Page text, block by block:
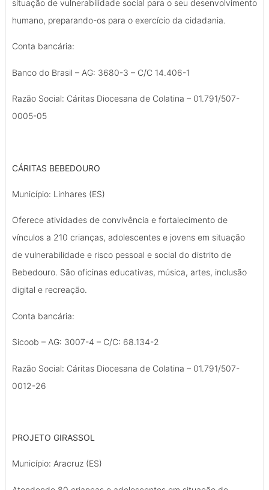
situação de vulnerabilidade social para o seu desenvolvimento
humano, preparando-os para o exercício da cidadania.
Conta bancária:
Banco do Brasil – AG: 3680-3 – C/C 14.406-1
Razão Social: Cáritas Diocesana de Colatina – 01.791/507-
0005-05
CÁRITAS BEBEDOURO
Município: Linhares (ES)
Oferece atividades de convivência e fortalecimento de
vínculos a 210 crianças, adolescentes e jovens em situação
de vulnerabilidade e risco pessoal e social do distrito de
Bebedouro. São oficinas educativas, música, artes, inclusão
digital e recreação.
Conta bancária:
Sicoob – AG: 3007-4 – C/C: 68.134-2
Razão Social: Cáritas Diocesana de Colatina – 01.791/507-
0012-26
PROJETO GIRASSOL
Município: Aracruz (ES)